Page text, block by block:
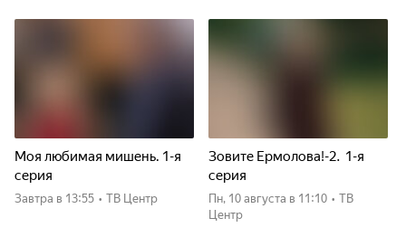
Моя любимая мишень. 1-я
серия
Завтра в 13:55 • ТВ Центр
Зовите Ермолова!-2. 1-я
серия
пн, 10 августа в 11:10 • ТВ
Центр